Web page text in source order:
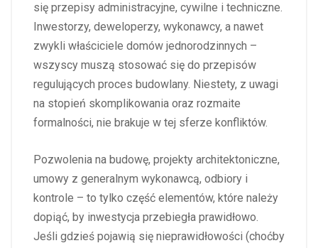
się przepisy administracyjne, cywilne i techniczne.
Inwestorzy, deweloperzy, wykonawcy, a nawet
zwykli właściciele domów jednorodzinnych –
wszyscy muszą stosować się do przepisów
regulujących proces budowlany. Niestety, z uwagi
na stopień skomplikowania oraz rozmaite
formalności, nie brakuje w tej sferze konfliktów.
Pozwolenia na budowę, projekty architektoniczne,
umowy z generalnym wykonawcą, odbiory i
kontrole – to tylko część elementów, które należy
dopiąć, by inwestycja przebiegła prawidłowo.
Jeśli gdzieś pojawią się nieprawidłowości (choćby